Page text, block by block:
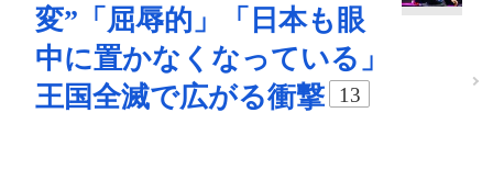
変”「屈辱的」「日本も眼
中に置かなくなっている」
王国全滅で広がる衝撃
13